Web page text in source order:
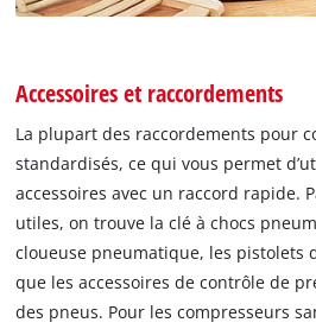
Accessoires et raccordements
La plupart des raccordements pour
standardisés, ce qui vous permet
accessoires avec un raccord rapide.
utiles, on trouve la clé à chocs
cloueuse pneumatique, les pistolets
que les accessoires de contrôle de
des pneus. Pour les compresseurs